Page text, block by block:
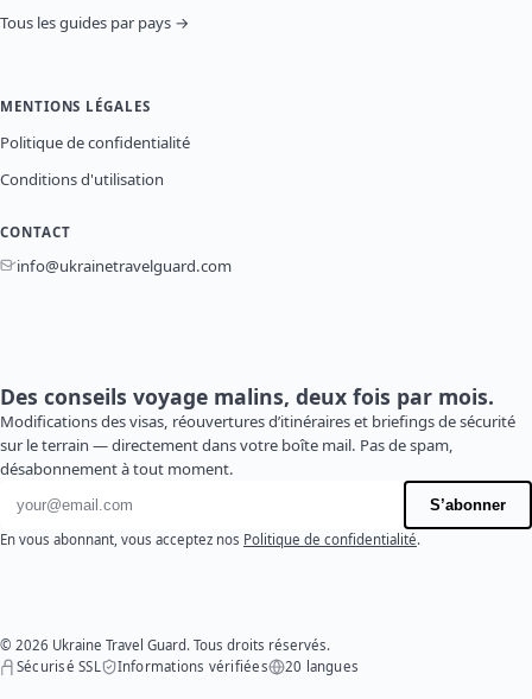
Tous les guides par pays →
MENTIONS LÉGALES
Politique de confidentialité
Conditions d'utilisation
CONTACT
info@ukrainetravelguard.com
Des conseils voyage malins, deux fois par mois.
Modifications des visas, réouvertures d’itinéraires et briefings de sécurité
sur le terrain — directement dans votre boîte mail. Pas de spam,
désabonnement à tout moment.
Adresse e-mail
S’abonner
En vous abonnant, vous acceptez nos Politique de confidentialité.
© 2026 Ukraine Travel Guard. Tous droits réservés.
Sécurisé SSL
Informations vérifiées 20 langues